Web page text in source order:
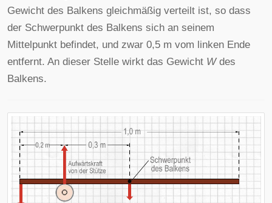
Gewicht des Balkens gleichmäßig verteilt ist, so dass
der Schwerpunkt des Balkens sich an seinem
Mittelpunkt befindet, und zwar 0,5 m vom linken Ende
entfernt. An dieser Stelle wirkt das Gewicht Wdes
Balkens.